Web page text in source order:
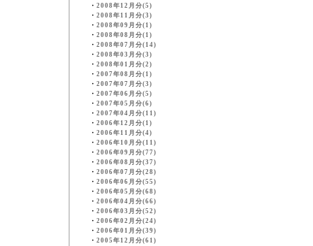
・ 2008年12月分(5)
・ 2008年11月分(3)
・ 2008年09月分(1)
・ 2008年08月分(1)
・ 2008年07月分(14)
・ 2008年03月分(3)
・ 2008年01月分(2)
・ 2007年08月分(1)
・ 2007年07月分(3)
・ 2007年06月分(5)
・ 2007年05月分(6)
・ 2007年04月分(11)
・ 2006年12月分(1)
・ 2006年11月分(4)
・ 2006年10月分(11)
・ 2006年09月分(77)
・ 2006年08月分(37)
・ 2006年07月分(28)
・ 2006年06月分(55)
・ 2006年05月分(68)
・ 2006年04月分(66)
・ 2006年03月分(52)
・ 2006年02月分(24)
・ 2006年01月分(39)
・ 2005年12月分(61)